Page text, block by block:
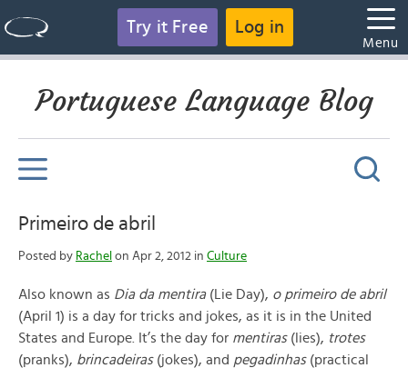
Try it Free Log in
Menu
Portuguese Language Blog
Primeiro de abril
Posted by Rachel on Apr 2, 2012 in Culture
Also known as Dia da mentira(Lie Day), o primeiro de abril
(April 1) is a day for tricks and jokes, as it is in the United
States and Europe. It’s the day for mentiras(lies), trotes
(pranks), brincadeiras(jokes), and pegadinhas(practical